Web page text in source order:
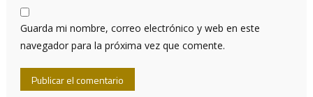
Guarda mi nombre, correo electrónico y web en este
navegador para la próxima vez que comente.